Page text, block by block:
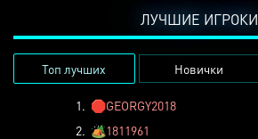
ЛУЧШИЕ ИГРОКИ
Топ лучших Новички
1. 🛑GEORGY2018
2. 🏕️1811961